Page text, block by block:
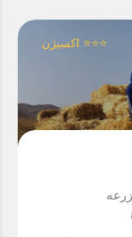
اکسیژن ⭐⭐⭐